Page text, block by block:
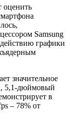
оценить
Samsung
графики
значительное
5,1-дюймовый
в
– 78% от